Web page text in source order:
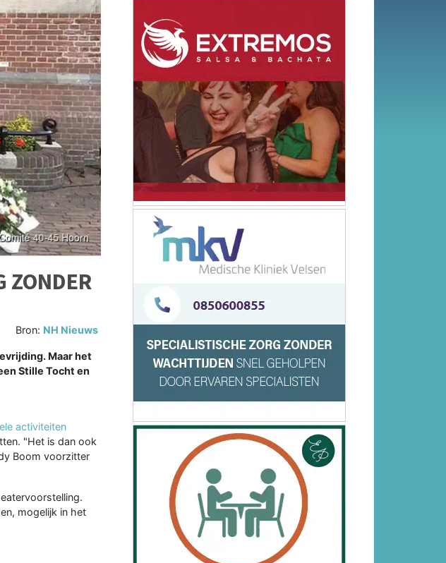
ZONDER
Bron: NH Nieuws
Maar het
Stille Tocht en
activiteiten
"Het is dan ook
Boom voorzitter
mogelijk in het